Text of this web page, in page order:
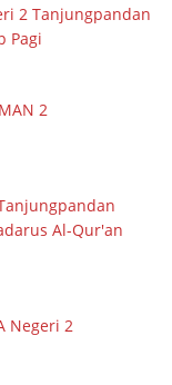
2 Tanjungpandan
Pagi
2
Al-Qur'an
Negeri 2